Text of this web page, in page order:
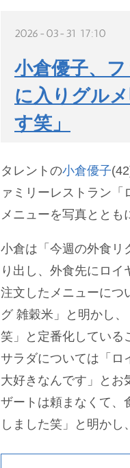
2026-03-31 17:10
小倉優子、
に入りグル
す笑」
タレントの小倉優子
ァミリーレストラン「
メニューを写真ととも
小倉は「今週の外食リ
り出し、外食先にロイ
注文したメニューにつ
グ 雑穀米」と明かし
笑」と定番化している
サラダについては「ロ
大好きなんです」とお
ザートは頼まなくて、
しました笑」と明か